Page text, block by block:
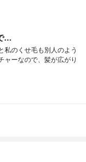
...
私のくせ毛も別人のよう
ャーなので、髪が広がり